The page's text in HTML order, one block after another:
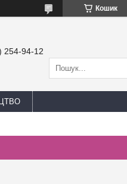
Кошик
254-94-12